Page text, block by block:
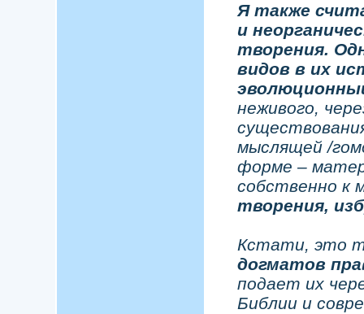
Я также
и
творения.
видов в их
неживого,
мыслящей /
форме –
собственно к
творения,
Кстати, это
догматов
подает их
Библии и